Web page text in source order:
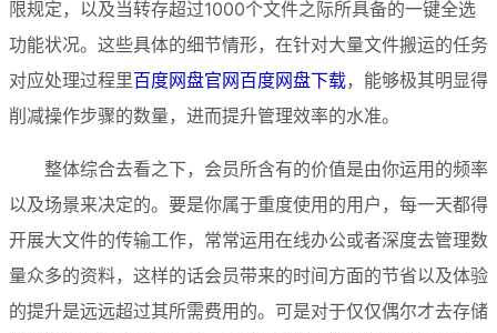
限规定，以及当转存超过1000个文件之际所具备的一键全选
功能状况。这些具体的细节情形，在针对大量文件搬运的任务
对应处理过程里百度网盘官网百度网盘下载，能够极其明显得
削减操作步骤的数量，进而提升管理效率的水准。
整体综合去看之下，会员所含有的价值是由你运用的频率
以及场景来决定的。要是你属于重度使用的用户，每一天都得
开展大文件的传输工作，常常运用在线办公或者深度去管理数
量众多的资料，这样的话会员带来的时间方面的节省以及体验
的提升是远远超过其所需费用的。可是对于仅仅偶尔才去存储